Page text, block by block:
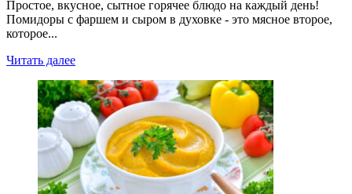
Простое, вкусное, сытное горячее блюдо на каждый день!
Помидоры с фаршем и сыром в духовке - это мясное второе,
которое...
Читать далееПрочитать
о
Помидоры
с
фаршем
и
сыром
в
духовке